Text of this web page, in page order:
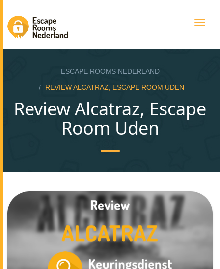
ESCAPE ROOMS NEDERLAND
REVIEW ALCATRAZ, ESCAPE ROOM UDEN
Review Alcatraz, Escape
Room Uden